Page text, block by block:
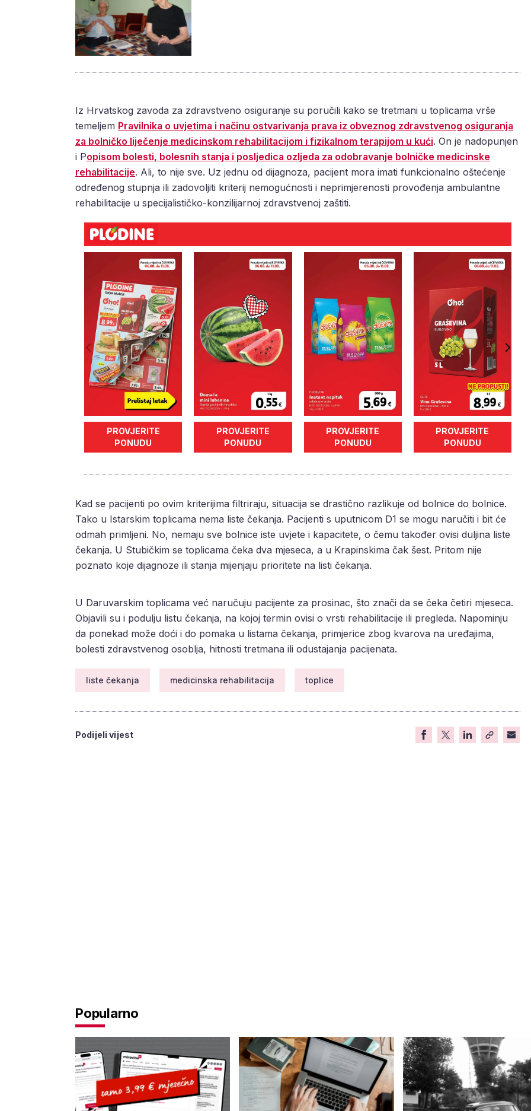
Iz Hrvatskog zavoda za zdravstveno osiguranje su poručili kako se tretmani u toplicama vrše
temeljem Pravilnika o uvjetima i načinu ostvarivanja prava iz obveznog zdravstvenog osiguranja
za bolničko liječenje medicinskom rehabilitacijom i fizikalnom terapijom u kući. On je nadopunjen
i Popisom bolesti, bolesnih stanja i posljedica ozljeda za odobravanje bolničke medicinske
rehabilitacije. Ali, to nije sve. Uz jednu od dijagnoza, pacijent mora imati funkcionalno oštećenje
određenog stupnja ili zadovoljiti kriterij nemogućnosti i neprimjerenosti provođenja ambulantne
rehabilitacije u specijalističko-konzilijarnoj zdravstvenoj zaštiti.
PROVJERITE
PONUDU
PROVJERITE
PONUDU
PROVJERITE
PONUDU
PROVJERITE
PONUDU
Kad se pacijenti po ovim kriterijima filtriraju, situacija se drastično razlikuje od bolnice do bolnice.
Tako u Istarskim toplicama nema liste čekanja. Pacijenti s uputnicom D1 se mogu naručiti i bit će
odmah primljeni. No, nemaju sve bolnice iste uvjete i kapacitete, o čemu također ovisi duljina liste
čekanja. U Stubičkim se toplicama čeka dva mjeseca, a u Krapinskima čak šest. Pritom nije
poznato koje dijagnoze ili stanja mijenjaju prioritete na listi čekanja.
U Daruvarskim toplicama već naručuju pacijente za prosinac, što znači da se čeka četiri mjeseca.
Objavili su i podulju listu čekanja, na kojoj termin ovisi o vrsti rehabilitacije ili pregleda. Napominju
da ponekad može doći i do pomaka u listama čekanja, primjerice zbog kvarova na uređajima,
bolesti zdravstvenog osoblja, hitnosti tretmana ili odustajanja pacijenata.
liste čekanja medicinska rehabilitacija toplice
Podijeli vijest
Popularno